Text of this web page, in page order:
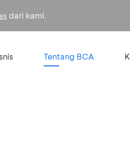
dari kami.
Tentang BCA